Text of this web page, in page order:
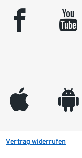
facebook youtube
appleinc android
Vertrag widerrufen